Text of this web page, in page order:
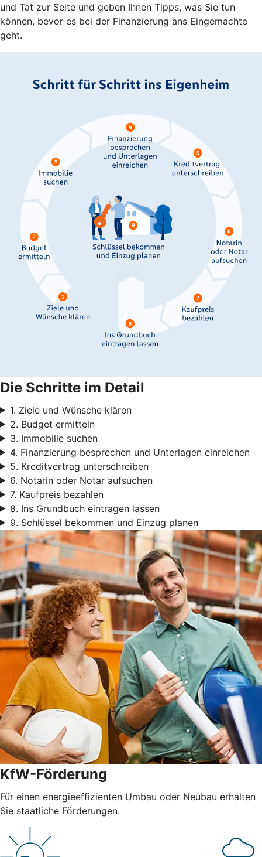
und Tat zur Seite und geben Ihnen Tipps, was Sie tun
können, bevor es bei der Finanzierung ans Eingemachte
geht.
Die Schritte im Detail
1. Ziele und Wünsche klären
2. Budget ermitteln
3. Immobilie suchen
4. Finanzierung besprechen und Unterlagen einreichen
5. Kreditvertrag unterschreiben
6. Notarin oder Notar aufsuchen
7. Kaufpreis bezahlen
8. Ins Grundbuch eintragen lassen
9. Schlüssel bekommen und Einzug planen
KfW-Förderung
Für einen energieeffizienten Umbau oder Neubau erhalten
Sie staatliche Förderungen.